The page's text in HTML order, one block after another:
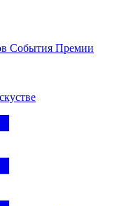
События Премии